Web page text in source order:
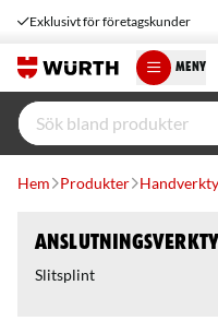
Exklusivt för företagskunder
MENY
Hem Produkter
Slitsplint